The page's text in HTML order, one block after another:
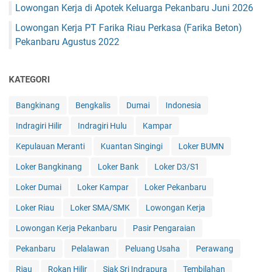
Lowongan Kerja di Apotek Keluarga Pekanbaru Juni 2026
Lowongan Kerja PT Farika Riau Perkasa (Farika Beton)
Pekanbaru Agustus 2022
KATEGORI
Bangkinang Bengkalis Dumai Indonesia
Indragiri Hilir Indragiri Hulu Kampar
Kepulauan Meranti Kuantan Singingi Loker BUMN
Loker Bangkinang Loker Bank Loker D3/S1
Loker Dumai Loker Kampar Loker Pekanbaru
Loker Riau Loker SMA/SMK Lowongan Kerja
Lowongan Kerja Pekanbaru Pasir Pengaraian
Pekanbaru Pelalawan Peluang Usaha Perawang
Riau Rokan Hilir Siak Sri Indrapura Tembilahan